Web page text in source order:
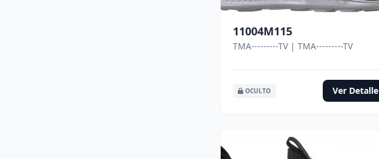
11004M115
TMA---------TV | TMA---------TV
OCULTO Ver Detalle